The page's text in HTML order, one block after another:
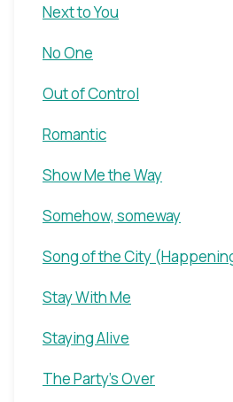
Next to You
No One
Out of Control
Romantic
Show Me the Way
Somehow, someway
Song of the City
Stay With Me
Staying Alive
The Party's Over